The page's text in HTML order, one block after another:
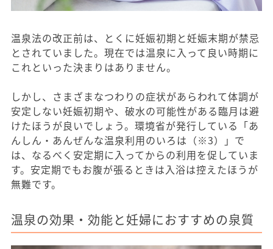
温泉法の改正前は、とくに妊娠初期と妊娠末期が禁忌
とされていました。現在では温泉に入って良い時期に
これといった決まりはありません。
しかし、さまざまなつわりの症状があらわれて体調が
安定しない妊娠初期や、破水の可能性がある臨月は避
けたほうが良いでしょう。環境省が発行している「あ
んしん・あんぜんな温泉利用のいろは（※3）」で
は、なるべく安定期に入ってからの利用を促していま
す。安定期でもお腹が張るときは入浴は控えたほうが
無難です。
温泉の効果・効能と妊婦におすすめの泉質